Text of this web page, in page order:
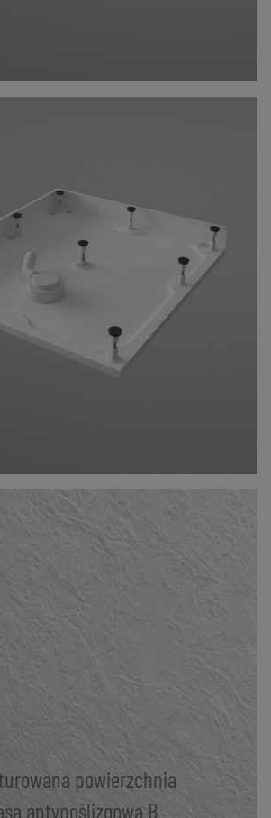
powierzchnia
antypoślizgowa B